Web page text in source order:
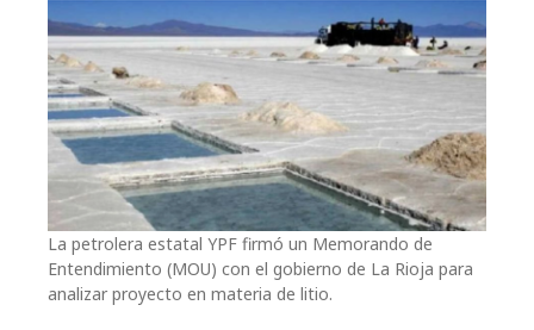
La petrolera estatal YPF firmó un Memorando de
Entendimiento (MOU) con el gobierno de La Rioja para
analizar proyecto en materia de litio.